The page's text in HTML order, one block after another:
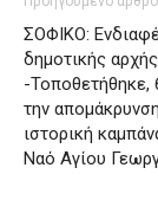
ΣΟΦΙΚΟ:
δημοτικής
-Τοποθετήθηκε,
την
ιστορική
Ναό Αγίου